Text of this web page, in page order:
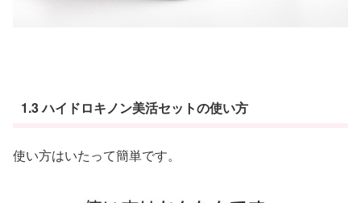
1.3 ハイドロキノン美活セットの使い方
使い方はいたって簡単です。